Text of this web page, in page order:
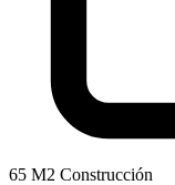
65 M2 Construcción